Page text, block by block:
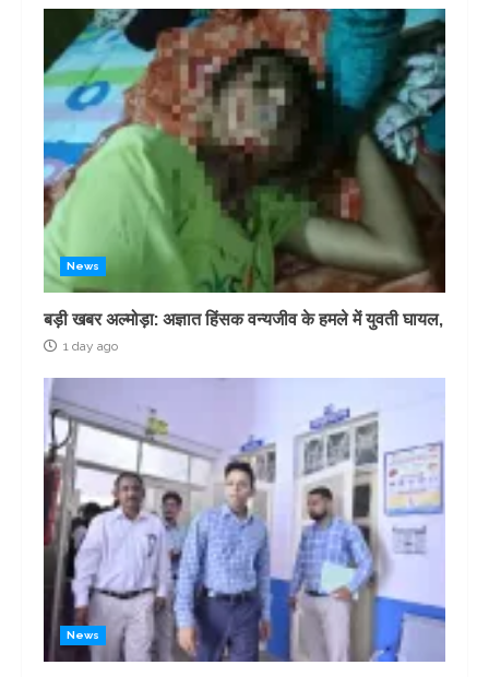
News
बड़ी खबर अल्मोड़ा: अज्ञात हिंसक वन्यजीव के हमले में युवती घायल,
1 day ago
News